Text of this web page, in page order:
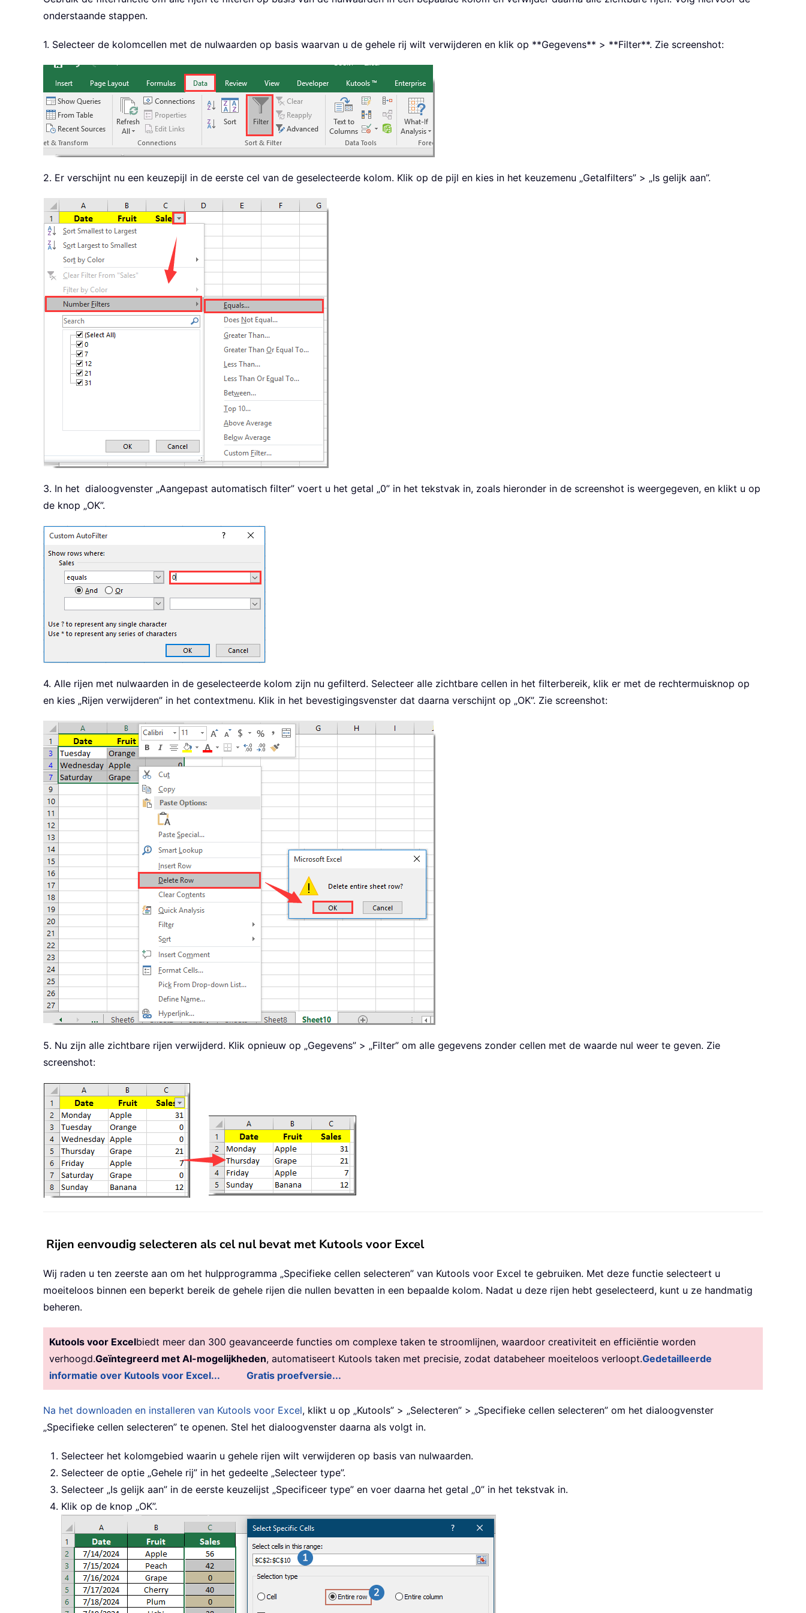
onderstaande stappen.
1. Selecteer de kolomcellen met de nulwaarden op basis waarvan u de gehele rij wilt verwijderen en klik op **Gegevens** > **Filter**. Zie screenshot:
2. Er verschijnt nu een keuzepijl in de eerste cel van de geselecteerde kolom. Klik op de pijl en kies in het keuzemenu „Getalfilters” > „Is gelijk aan”.
3. In het dialoogvenster „Aangepast automatisch filter” voert u het getal „0” in het tekstvak in, zoals hieronder in de screenshot is weergegeven, en klikt u op
de knop „OK”.
4. Alle rijen met nulwaarden in de geselecteerde kolom zijn nu gefilterd. Selecteer alle zichtbare cellen in het filterbereik, klik er met de rechtermuisknop op
en kies „Rijen verwijderen” in het contextmenu. Klik in het bevestigingsvenster dat daarna verschijnt op „OK”. Zie screenshot:
5. Nu zijn alle zichtbare rijen verwijderd. Klik opnieuw op „Gegevens” > „Filter” om alle gegevens zonder cellen met de waarde nul weer te geven. Zie
screenshot:
Rijen eenvoudig selecteren als cel nul bevat met Kutools voor Excel
Wij raden u ten zeerste aan om het hulpprogramma „Specifieke cellen selecteren” van Kutools voor Excel te gebruiken. Met deze functie selecteert u
moeiteloos binnen een beperkt bereik de gehele rijen die nullen bevatten in een bepaalde kolom. Nadat u deze rijen hebt geselecteerd, kunt u ze handmatig
beheren.
Kutools voor Excelbiedt meer dan 300 geavanceerde functies om complexe taken te stroomlijnen, waardoor creativiteit en efficiëntie worden
verhoogd.Geïntegreerd met AI-mogelijkheden, automatiseert Kutools taken met precisie, zodat databeheer moeiteloos verloopt.Gedetailleerde
informatie over Kutools voor Excel...
Gratis proefversie...
Na het downloaden en installeren van Kutools voor Excel, klikt u op „Kutools” > „Selecteren” > „Specifieke cellen selecteren” om het dialoogvenster
„Specifieke cellen selecteren” te openen. Stel het dialoogvenster daarna als volgt in.
Selecteer het kolomgebied waarin u gehele rijen wilt verwijderen op basis van nulwaarden.
Selecteer de optie „Gehele rij” in het gedeelte „Selecteer type”.
Selecteer „Is gelijk aan” in de eerste keuzelijst „Specificeer type” en voer daarna het getal „0” in het tekstvak in.
Klik op de knop „OK”.